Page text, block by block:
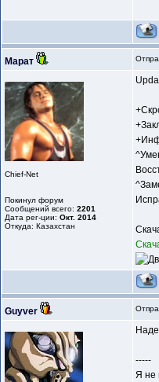
Марат
Chief-Net
Покинул форум
Сообщений всего: 2201
Дата рег-ции: Окт. 2014
Откуда: Казахстан
Guyver
-----
Я не